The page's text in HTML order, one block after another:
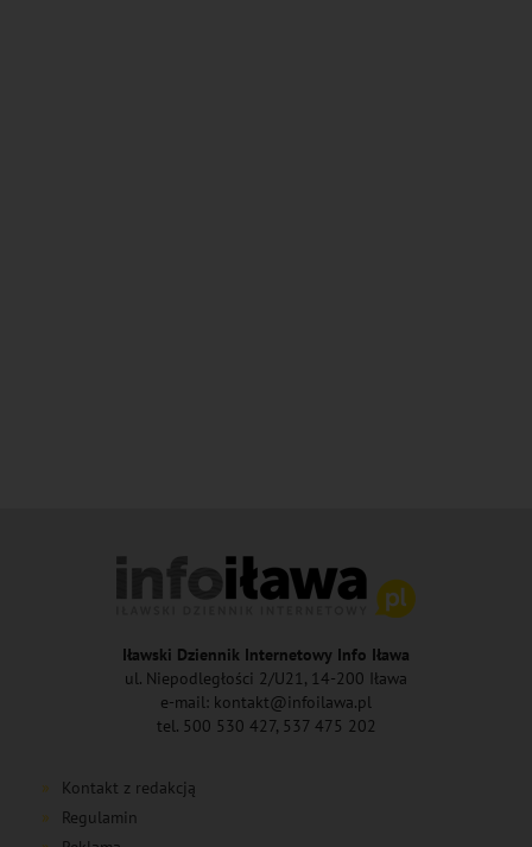
Iławski Dziennik Internetowy Info Iława
ul. Niepodległości 2/U21, 14-200 Iława
e-mail: kontakt@infoilawa.pl
tel. 500 530 427, 537 475 202
Kontakt z redakcją
Regulamin